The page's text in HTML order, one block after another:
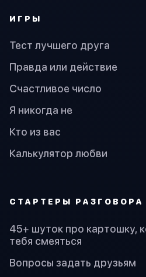
ИГРЫ
Тест лучшего друга
Правда или действие
Счастливое число
Я никогда не
Кто из вас
Калькулятор любви
СТАРТЕРЫ РАЗГОВОРА
45+ шуток про картошку,
тебя смеяться
Вопросы задать друзьям